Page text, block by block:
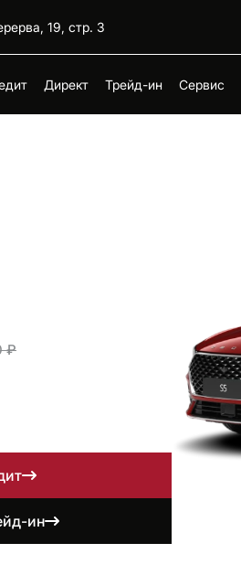
19, стр. 3
Директ Трейд-ин Сервис
₽
ин